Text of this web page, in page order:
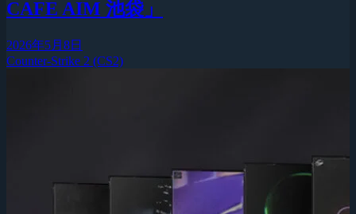
CAFE AIM 池袋」
2026年5月8日
Counter-Strike 2 (CS2)